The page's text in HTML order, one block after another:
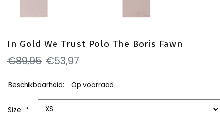
In Gold We Trust Polo The Boris Fawn
€89,95 €53,97
Beschikbaarheid: Op voorraad
Size: *